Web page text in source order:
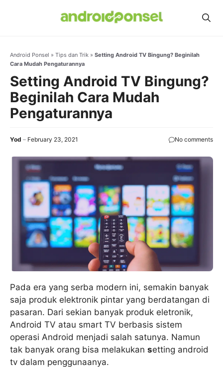
Android Ponsel » Tips dan Trik » Setting Android TV Bingung? Beginilah
Cara Mudah Pengaturannya
Setting Android TV Bingung?
Beginilah Cara Mudah
Pengaturannya
Yod February 23, 2021 No comments
Pada era yang serba modern ini, semakin banyak
saja produk elektronik pintar yang berdatangan di
pasaran. Dari sekian banyak produk eletronik,
Android TV atau smart TV berbasis sistem
operasi Android menjadi salah satunya. Namun
tak banyak orang bisa melakukan setting android
tv dalam penggunaanya.